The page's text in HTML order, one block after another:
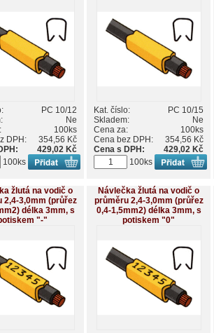
PC 10/12
Ne
100ks
DPH:
354,56 Kč
429,02 Kč
100ks
Kat. číslo:
PC 10/15
Skladem:
Ne
Cena za:
100ks
Cena bez DPH:
354,56 Kč
Cena s DPH:
429,02 Kč
100ks
žlutá na vodič o
2,4-3,0mm (průřez
délka 3mm, s
"-"
Návlečka žlutá na vodič o
průměru 2,4-3,0mm (průřez
0,4-1,5mm2) délka 3mm, s
potiskem "0"